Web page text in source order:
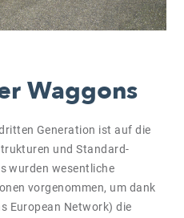
Waggons
Generation ist auf die
und Standard-
wurden wesentliche
vorgenommen, um dank
European Network) die